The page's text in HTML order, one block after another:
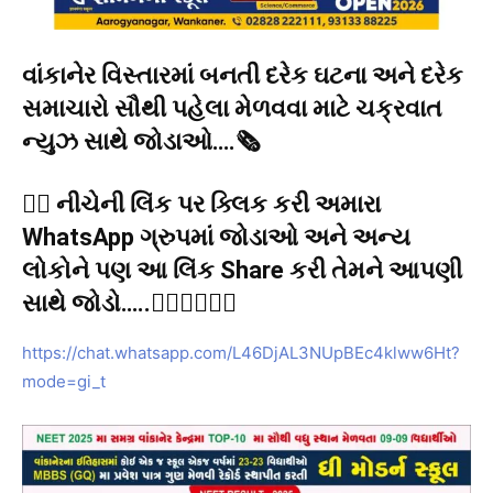
વાંકાનેર વિસ્તારમાં બનતી દરેક ઘટના અને દરેક
સમાચારો સૌથી પહેલા મેળવવા માટે ચક્રવાત
ન્યુઝ સાથે જોડાઓ….🗞️
👉🏻 નીચેની લિંક પર ક્લિક કરી અમારા
WhatsApp ગ્રુપમાં જોડાઓ અને અન્ય
લોકોને પણ આ લિંક Share કરી તેમને આપણી
સાથે જોડો…..👇🏻👇🏻👇🏻
https://chat.whatsapp.com/L46DjAL3NUpBEc4klww6Ht?
mode=gi_t